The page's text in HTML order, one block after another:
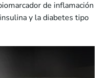
de inflamación
y la diabetes tipo